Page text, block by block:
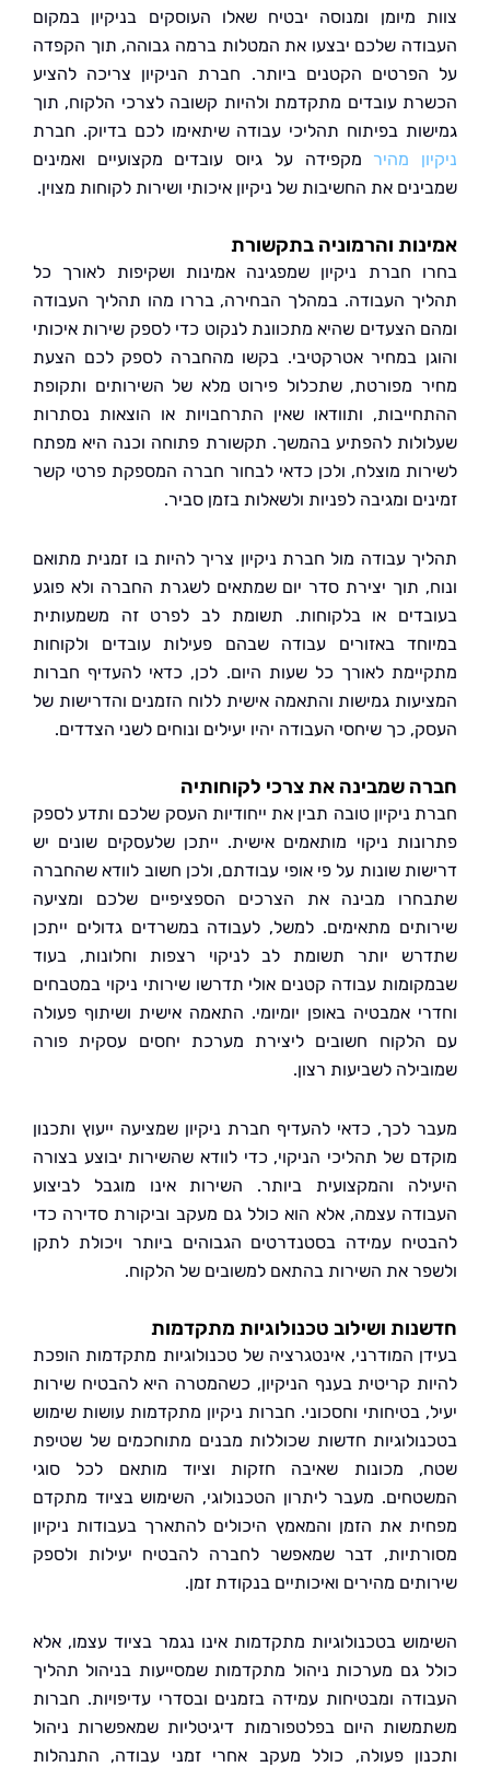
מיומן ומנוסה יבטיח שאלו העוסקים בניקיון במקום
שלכם יבצעו את המטלות ברמה גבוהה, תוך הקפדה
הקטנים ביותר. חברת הניקיון צריכה להציע
עובדים מתקדמת ולהיות קשובה לצרכי הלקוח, תוך
בפיתוח תהליכי עבודה שיתאימו לכם בדיוק. חברת
מהירמקפידה על גיוס עובדים מקצועיים ואמינים
את החשיבות של ניקיון איכותי ושירות לקוחות מצוין.
והרמוניה בתקשורת
חברת ניקיון שמפגינה אמינות ושקיפות לאורך כל
העבודה. במהלך הבחירה, בררו מהו תהליך העבודה
הצעדים שהיא מתכוונת לנקוט כדי לספק שירות איכותי
במחיר אטרקטיבי. בקשו מהחברה לספק לכם הצעת
מפורטת, שתכלול פירוט מלא של השירותים ותקופת
ותוודאו שאין התרחבויות או הוצאות נסתרות
להפתיע בהמשך. תקשורת פתוחה וכנה היא מפתח
מוצלח, ולכן כדאי לבחור חברה המספקת פרטי קשר
ומגיבה לפניות ולשאלות בזמן סביר.
עבודה מול חברת ניקיון צריך להיות בו זמנית מתואם
תוך יצירת סדר יום שמתאים לשגרת החברה ולא פוגע
או בלקוחות. תשומת לב לפרט זה משמעותית
באזורים עבודה שבהם פעילות עובדים ולקוחות
לאורך כל שעות היום. לכן, כדאי להעדיף חברות
גמישות והתאמה אישית ללוח הזמנים והדרישות של
כך שיחסי העבודה יהיו יעילים ונוחים לשני הצדדים.
שמבינה את צרכי לקוחותיה
ניקיון טובה תבין את ייחודיות העסק שלכם ותדע לספק
ניקוי מותאמים אישית. ייתכן שלעסקים שונים יש
שונות על פי אופי עבודתם, ולכן חשוב לוודא שהחברה
מבינה את הצרכים הספציפיים שלכם ומציעה
מתאימים. למשל, לעבודה במשרדים גדולים ייתכן
יותר תשומת לב לניקוי רצפות וחלונות, בעוד
עבודה קטנים אולי תדרשו שירותי ניקוי במטבחים
אמבטיה באופן יומיומי. התאמה אישית ושיתוף פעולה
חשובים ליצירת מערכת יחסים עסקית פורה
לשביעות רצון.
לכך, כדאי להעדיף חברת ניקיון שמציעה ייעוץ ותכנון
של תהליכי הניקוי, כדי לוודא שהשירות יבוצע בצורה
והמקצועית ביותר. השירות אינו מוגבל לביצוע
עצמה, אלא הוא כולל גם מעקב וביקורת סדירה כדי
עמידה בסטנדרטים הגבוהים ביותר ויכולת לתקן
את השירות בהתאם למשובים של הלקוח.
ושילוב טכנולוגיות מתקדמות
המודרני, אינטגרציה של טכנולוגיות מתקדמות הופכת
קריטית בענף הניקיון, כשהמטרה היא להבטיח שירות
בטיחותי וחסכוני. חברות ניקיון מתקדמות עושות שימוש
חדשות שכוללות מבנים מתוחכמים של שטיפת
מכונות שאיבה חזקות וציוד מותאם לכל סוגי
מעבר ליתרון הטכנולוגי, השימוש בציוד מתקדם
את הזמן והמאמץ היכולים להתארך בעבודות ניקיון
דבר שמאפשר לחברה להבטיח יעילות ולספק
מהירים ואיכותיים בנקודת זמן.
בטכנולוגיות מתקדמות אינו נגמר בציוד עצמו, אלא
גם מערכות ניהול מתקדמות שמסייעות בניהול תהליך
ומבטיחות עמידה בזמנים ובסדרי עדיפויות. חברות
היום בפלטפורמות דיגיטליות שמאפשרות ניהול
פעולה, כולל מעקב אחרי זמני עבודה, התנהלות